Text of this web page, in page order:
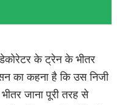
के ट्रेन के भीतर
का कहना है कि उस निजी
जाना पूरी तरह से